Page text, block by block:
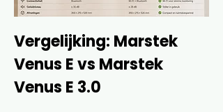
Vergelijking: Marstek
Venus E vs Marstek
Venus E 3.0